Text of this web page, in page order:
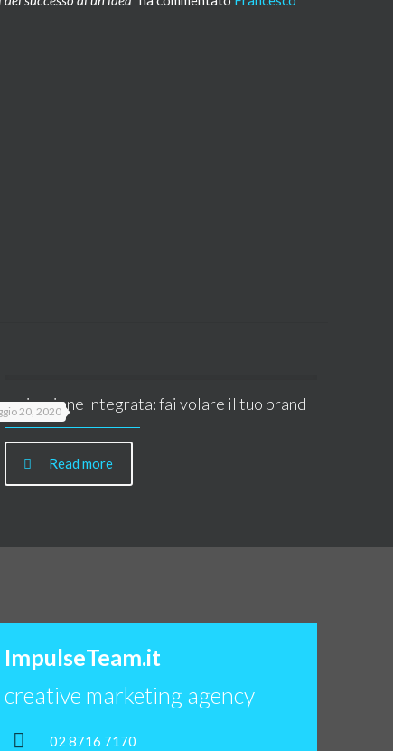
20, 2020 Integrata: fai volare il tuo brand
Read more
ImpulseTeam.it
creative marketing agency
02 8716 7170